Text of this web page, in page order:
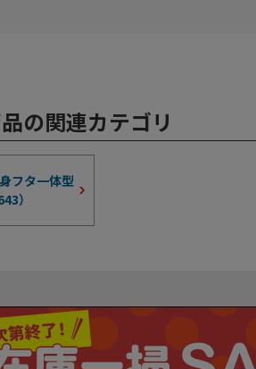
の関連カテゴリ
フタ一体型
）